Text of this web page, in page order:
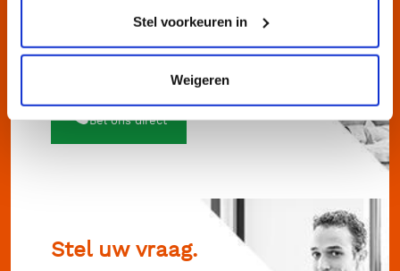
Stel voorkeuren in
Weigeren
Direct contact.
Bel ons direct
Stel uw vraag.